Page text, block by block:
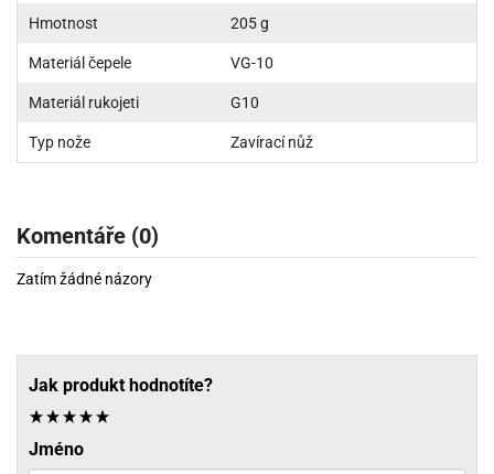
Hmotnost 205 g
Materiál čepele VG-10
Materiál rukojeti G10
Typ nože Zavírací nůž
Komentáře (0)
Zatím žádné názory
Jak produkt hodnotíte?
Jméno